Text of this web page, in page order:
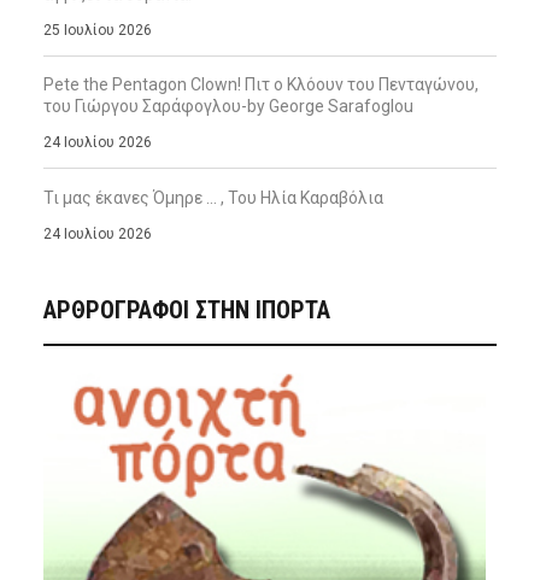
25 Ιουλίου 2026
Pete the Pentagon Clown! Πιτ ο Κλόουν του Πενταγώνου,
του Γιώργου Σαράφογλου-by George Sarafoglou
24 Ιουλίου 2026
Τι μας έκανες Όμηρε … , Του Ηλία Καραβόλια
24 Ιουλίου 2026
ΑΡΘΡΟΓΡΑΦΟΙ ΣΤΗΝ IΠΟΡΤΑ